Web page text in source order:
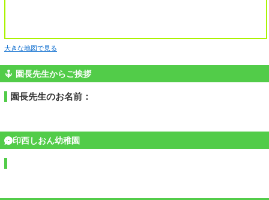
大きな地図で見る
園長先生からご挨拶
園長先生のお名前：
印西しおん幼稚園